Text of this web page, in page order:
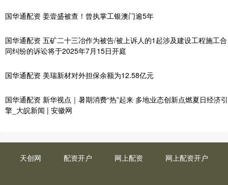
国华通配资 姜壹盛被查！曾执掌工银澳门逾5年
国华通配资 五矿二十三冶作为被告/被上诉人的1起涉及建设工程施工合
同纠纷的诉讼将于2025年7月15日开庭
国华通配资 美瑞新材对外担保余额为12.58亿元
国华通配资 新华视点｜暑期消费“热”起来 多地业态创新点燃夏日经济引
擎_大皖新闻 | 安徽网
天创网 配资开户 网上配资 网上配资开户